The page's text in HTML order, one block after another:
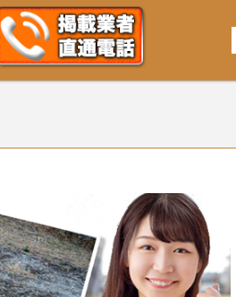
一般的に「売却」は時間はかかるが相場に
き地・土地、相続不動産など、不動産売